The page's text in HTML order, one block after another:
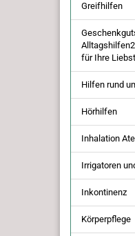
Greifhilfen
für Ihre
Hilfen rund
Hörhilfen
Inhalation
Irrigatoren
Inkontinenz
Körperpflege